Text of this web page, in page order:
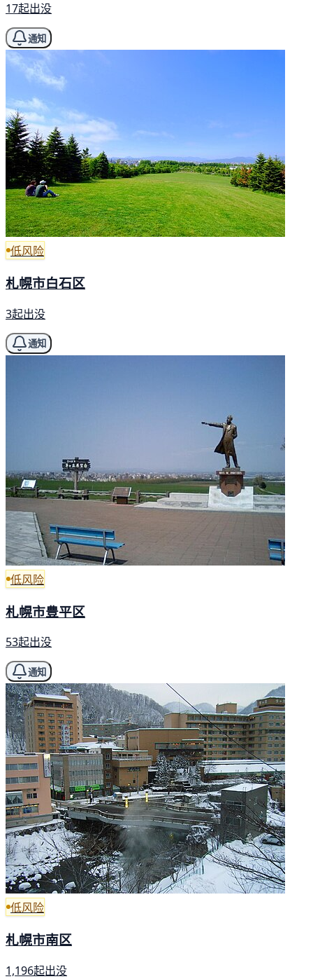
17起出没
通知
低风险
札幌市白石区
3起出没
通知
低风险
札幌市豊平区
53起出没
通知
低风险
札幌市南区
1,196起出没